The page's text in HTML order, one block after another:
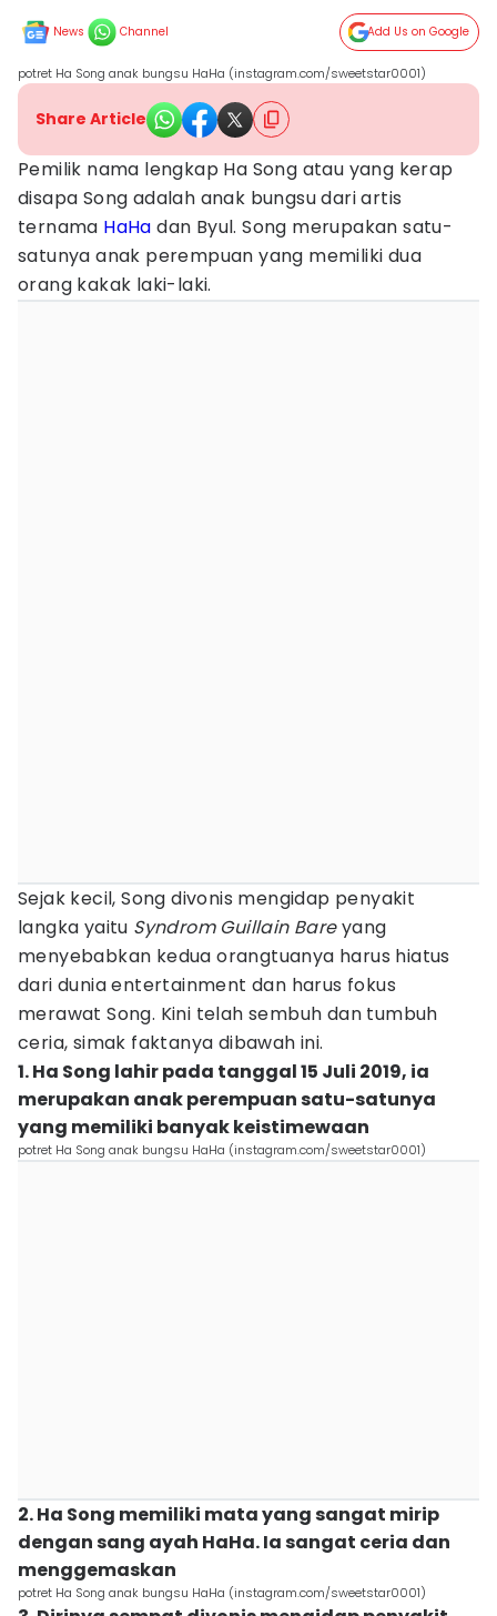
News Channel Add Us on Google
potret Ha Song anak bungsu HaHa (instagram.com/sweetstar0001)
Share Article
Pemilik nama lengkap Ha Song atau yang kerap
disapa Song adalah anak bungsu dari artis
ternama HaHa dan Byul. Song merupakan satu-
satunya anak perempuan yang memiliki dua
orang kakak laki-laki.
Sejak kecil, Song divonis mengidap penyakit
langka yaitu Syndrom Guillain Bareyang
menyebabkan kedua orangtuanya harus hiatus
dari dunia entertainment dan harus fokus
merawat Song. Kini telah sembuh dan tumbuh
ceria, simak faktanya dibawah ini.
1. Ha Song lahir pada tanggal 15 Juli 2019, ia
merupakan anak perempuan satu-satunya
yang memiliki banyak keistimewaan
potret Ha Song anak bungsu HaHa (instagram.com/sweetstar0001)
2. Ha Song memiliki mata yang sangat mirip
dengan sang ayah HaHa. Ia sangat ceria dan
menggemaskan
potret Ha Song anak bungsu HaHa (instagram.com/sweetstar0001)